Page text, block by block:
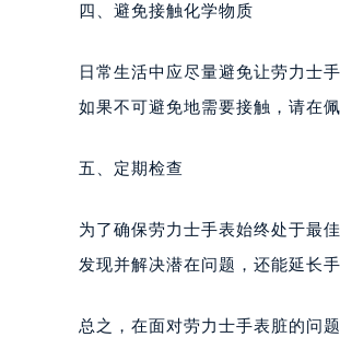
四、避免接触化学物质
日常生活中应尽量避免让劳力士
如果不可避免地需要接触，请在
五、定期检查
为了确保劳力士手表始终处于最
发现并解决潜在问题，还能延长
总之，在面对劳力士手表脏的问